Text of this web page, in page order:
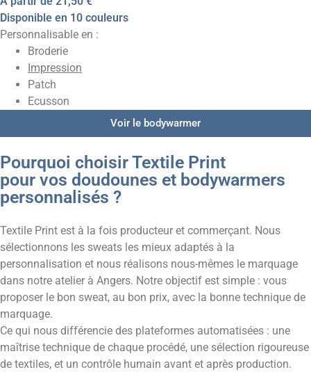
Disponible en 10 couleurs
Personnalisable en :
Broderie
Impression
Patch
Ecusson
Voir le bodywarmer
Pourquoi choisir Textile Print
pour vos doudounes et bodywarmers
personnalisés ?
Textile Print est à la fois producteur et commerçant. Nous
sélectionnons les sweats les mieux adaptés à la
personnalisation et nous réalisons nous-mêmes le marquage
dans notre atelier à Angers. Notre objectif est simple : vous
proposer le bon sweat, au bon prix, avec la bonne technique de
marquage.
Ce qui nous différencie des plateformes automatisées : une
maîtrise technique de chaque procédé, une sélection rigoureuse
de textiles, et un contrôle humain avant et après production.